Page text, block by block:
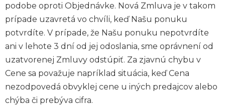
podobe oproti Objednávke. Nová Zmluva je v takom
prípade uzavretá vo chvíli, keď Našu ponuku
potvrdíte. V prípade, že Našu ponuku nepotvrdíte
ani v lehote 3 dní od jej odoslania, sme oprávnení od
uzatvorenej Zmluvy odstúpiť. Za zjavnú chybu v
Cene sa považuje napríklad situácia, keď Cena
nezodpovedá obvyklej cene u iných predajcov alebo
chýba či prebýva cifra.